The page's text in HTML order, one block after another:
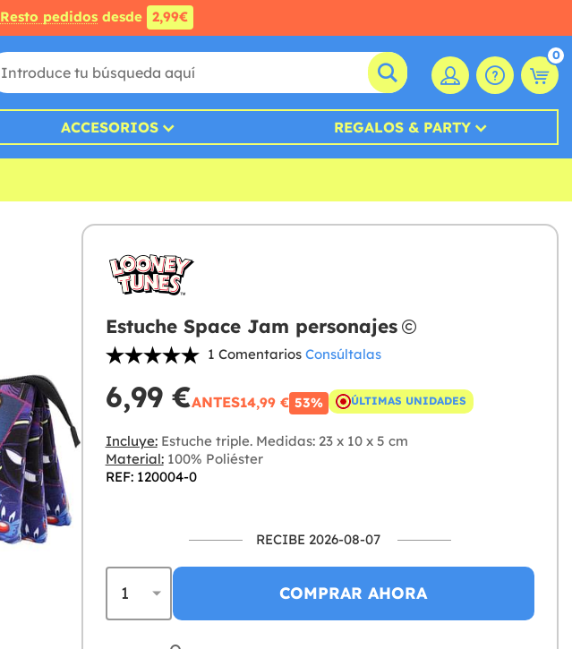
Resto pedidosdesde 2,99€
0
ACCESORIOS REGALOS & PARTY
Estuche Space Jam personajes
1 Comentarios Consúltalas
6,99 €ANTES14,99 € 53% ÚLTIMAS UNIDADES
Incluye:Estuche triple. Medidas: 23 x 10 x 5 cm
Material:100% Poliéster
REF: 120004-0
RECIBE 2026-08-07
COMPRAR AHORA